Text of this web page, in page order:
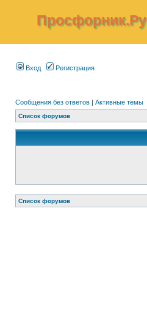
Просфорник.Ру
Вход Регистрация
Сообщения без ответов | Активные темы
Список форумов
Список форумов